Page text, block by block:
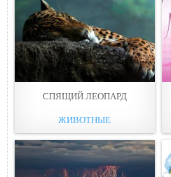
СПЯЩИЙ ЛЕОПАРД
ЖИВОТНЫЕ